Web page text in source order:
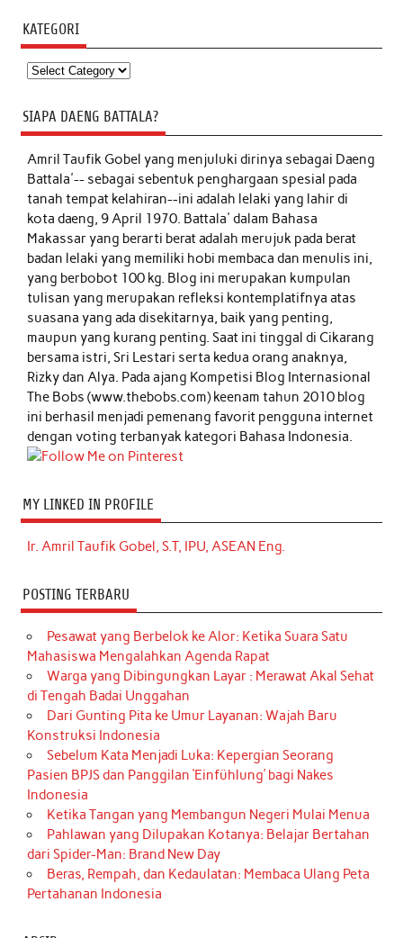
KATEGORI
Kategori
SIAPA DAENG BATTALA?
Amril Taufik Gobelyang menjuluki dirinya sebagai Daeng
Battala'-- sebagai sebentuk penghargaan spesial pada
tanah tempat kelahiran--ini adalah lelaki yang lahir di
kota daeng, 9 April 1970. Battala' dalam Bahasa
Makassar yang berarti berat adalah merujuk pada berat
badan lelaki yang memiliki hobi membaca dan menulis ini,
yang berbobot 100 kg. Blog ini merupakan kumpulan
tulisan yang merupakan refleksi kontemplatifnya atas
suasana yang ada disekitarnya, baik yang penting,
maupun yang kurang penting. Saat ini tinggal di Cikarang
bersama istri, Sri Lestari serta kedua orang anaknya,
Rizky dan Alya. Pada ajang Kompetisi Blog Internasional
The Bobs (www.thebobs.com) keenam tahun 2010 blog
ini berhasil menjadi pemenang favorit pengguna internet
dengan voting terbanyak kategori Bahasa Indonesia.
MY LINKED IN PROFILE
Ir. Amril Taufik Gobel, S.T, IPU, ASEAN Eng.
POSTING TERBARU
Pesawat yang Berbelok ke Alor: Ketika Suara Satu
Mahasiswa Mengalahkan Agenda Rapat
Warga yang Dibingungkan Layar : Merawat Akal Sehat
di Tengah Badai Unggahan
Dari Gunting Pita ke Umur Layanan: Wajah Baru
Konstruksi Indonesia
Sebelum Kata Menjadi Luka: Kepergian Seorang
Pasien BPJS dan Panggilan ‘Einfühlung’ bagi Nakes
Indonesia
Ketika Tangan yang Membangun Negeri Mulai Menua
Pahlawan yang Dilupakan Kotanya: Belajar Bertahan
dari Spider-Man: Brand New Day
Beras, Rempah, dan Kedaulatan: Membaca Ulang Peta
Pertahanan Indonesia